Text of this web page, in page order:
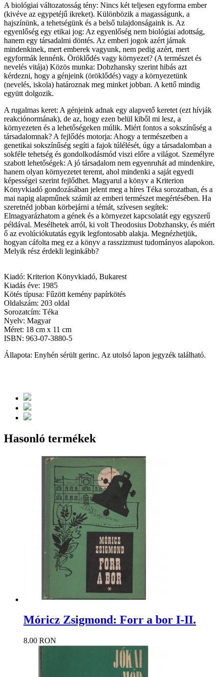
A biológiai változatosság tény: Nincs két teljesen egyforma ember
(kivéve az egypetéjű ikreket). Különbözik a magasságunk, a
hajszínünk, a tehetségünk és a belső tulajdonságaink is. Az
egyenlőség egy etikai jog: Az egyenlőség nem biológiai adottság,
hanem egy társadalmi döntés. Az emberi jogok azért járnak
mindenkinek, mert emberek vagyunk, nem pedig azért, mert
egyformák lennénk. Öröklődés vagy környezet? (A természet és
nevelés vitája) Közös munka: Dobzhansky szerint hibás azt
kérdezni, hogy a génjeink (öröklődés) vagy a környezetünk
(nevelés, iskola) határoznak meg minket jobban. A kettő mindig
együtt dolgozik.
A rugalmas keret: A génjeink adnak egy alapvető keretet (ezt hívják
reakciónormának), de az, hogy ezen belül kiből mi lesz, a
környezeten és a lehetőségeken múlik. Miért fontos a sokszínűség a
társadalomnak? A fejlődés motorja: Ahogy a természetben a
genetikai sokszínűség segíti a fajok túlélését, úgy a társadalomban a
sokféle tehetség és gondolkodásmód viszi előre a világot. Személyre
szabott lehetőségek: A jó társadalom nem egyenruhát ad mindenkire,
hanem olyan környezetet teremt, ahol mindenki a saját egyedi
képességei szerint fejlődhet. Magyarul a könyv a Kriterion
Könyvkiadó gondozásában jelent meg a híres Téka sorozatban, és a
mai napig alapműnek számít az emberi természet megértésében. Ha
szeretnéd jobban körbejárni a témát, szívesen segítek:
Elmagyarázhatom a gének és a környezet kapcsolatát egy egyszerű
példával. Mesélhetek arról, ki volt Theodosius Dobzhansky, és miért
ő az evolúciókutatás egyik legfontosabb alakja. Megnézhetjük,
hogyan cáfolta meg ez a könyv a rasszizmust tudományos alapokon.
Melyik rész érdekli leginkább?
Kiadó: Kriterion Könyvkiadó, Bukarest
Kiadás éve: 1985
Kötés típusa: Fűzött kemény papírkötés
Oldalszám: 203 oldal
Sorozatcím: Téka
Nyelv: Magyar
Méret: 18 cm x 11 cm
ISBN: 963-07-3880-5
Állapota: Enyhén sérült gerinc. Az utolsó lapon jegyzék található.
Hasonló termékek
Móricz Zsigmond: Forr a bor I-II.
8.00 RON